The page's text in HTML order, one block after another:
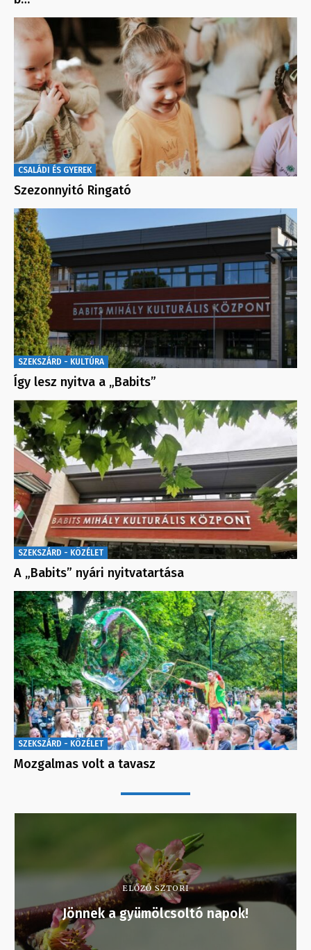
CSALÁDI ÉS GYEREK
Szezonnyitó Ringató
SZEKSZÁRD - KULTÚRA
Így lesz nyitva a „Babits”
SZEKSZÁRD - KÖZÉLET
A „Babits” nyári nyitvatartása
SZEKSZÁRD - KÖZÉLET
Mozgalmas volt a tavasz
ELŐZŐ SZTORI
Jönnek a gyümölcsoltó napok!